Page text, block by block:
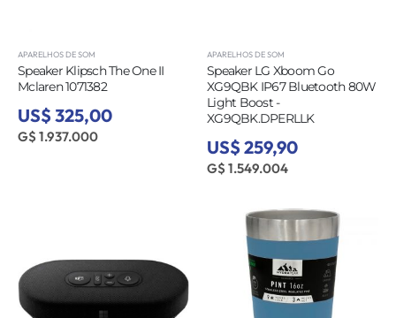
APARELHOS DE SOM
Speaker Klipsch The One II
Mclaren 1071382
US$ 325,00
G$ 1.937.000
APARELHOS DE SOM
Speaker LG Xboom Go
XG9QBK IP67 Bluetooth 80W
Light Boost -
XG9QBK.DPERLLK
US$ 259,90
G$ 1.549.004